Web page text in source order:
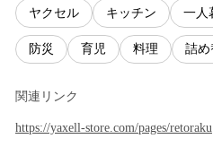
ヤクセル キッチン 一人
防災 育児 料理 詰め
関連リンク
https://yaxell-store.com/pages/retoraku